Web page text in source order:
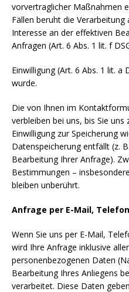
vorvertraglicher Maßnahmen
Fällen beruht die
Interesse an der effektiven
Anfragen (Art. 6 Abs. 1 lit. f
Einwilligung (Art. 6 Abs. 1 lit. a
wurde.
Die von Ihnen im
verbleiben bei uns, bis Sie
Einwilligung zur Speicherung
Datenspeicherung entfällt (z.
Bearbeitung Ihrer Anfrage).
Bestimmungen –
bleiben unberührt.
Anfrage per E-Mail,
Wenn Sie uns per E-Mail,
wird Ihre Anfrage inklusive
personenbezogenen Daten
Bearbeitung Ihres Anliegens
verarbeitet. Diese Daten